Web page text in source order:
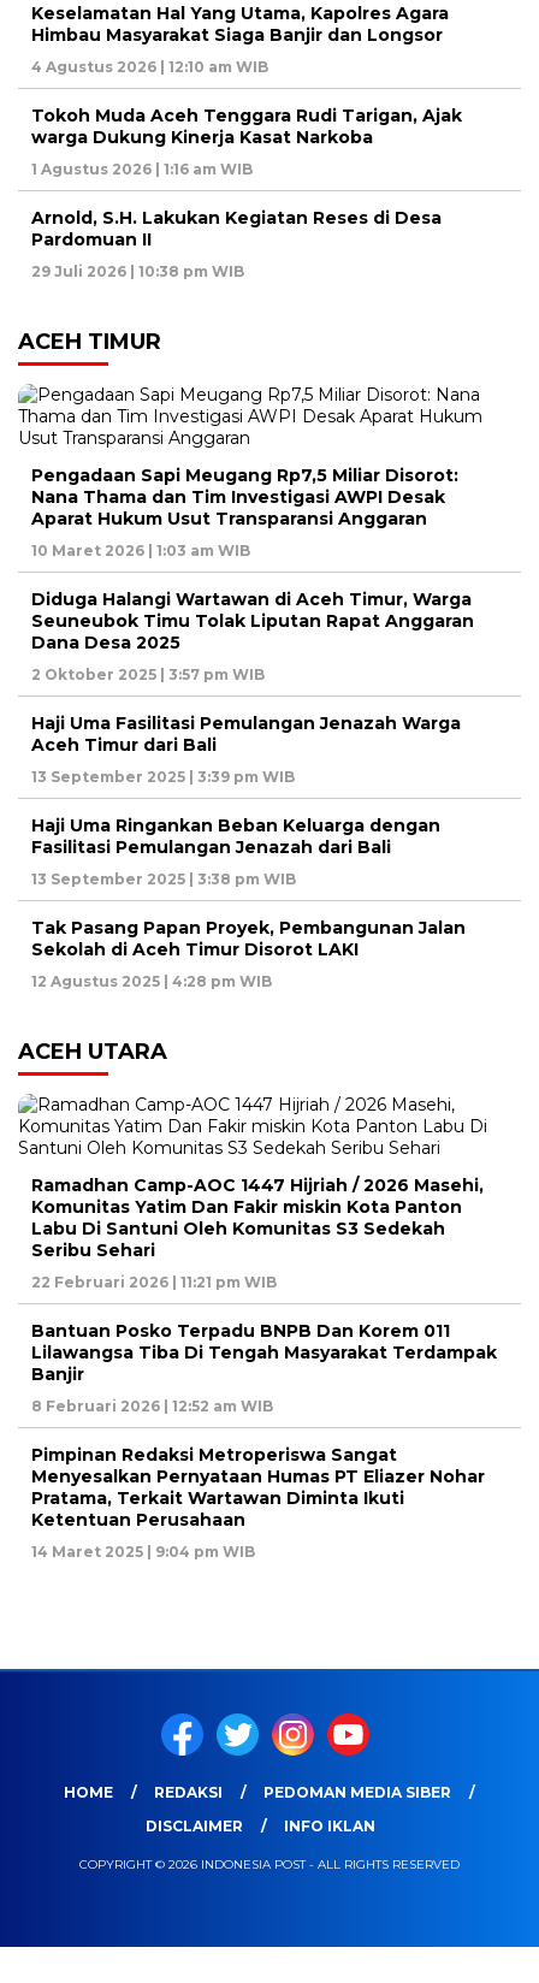
Keselamatan Hal Yang Utama, Kapolres Agara
Himbau Masyarakat Siaga Banjir dan Longsor
4 Agustus 2026 | 12:10 am WIB
Tokoh Muda Aceh Tenggara Rudi Tarigan, Ajak
warga Dukung Kinerja Kasat Narkoba
1 Agustus 2026 | 1:16 am WIB
Arnold, S.H. Lakukan Kegiatan Reses di Desa
Pardomuan II
29 Juli 2026 | 10:38 pm WIB
ACEH TIMUR
Pengadaan Sapi Meugang Rp7,5 Miliar Disorot:
Nana Thama dan Tim Investigasi AWPI Desak
Aparat Hukum Usut Transparansi Anggaran
10 Maret 2026 | 1:03 am WIB
Diduga Halangi Wartawan di Aceh Timur, Warga
Seuneubok Timu Tolak Liputan Rapat Anggaran
Dana Desa 2025
2 Oktober 2025 | 3:57 pm WIB
Haji Uma Fasilitasi Pemulangan Jenazah Warga
Aceh Timur dari Bali
13 September 2025 | 3:39 pm WIB
Haji Uma Ringankan Beban Keluarga dengan
Fasilitasi Pemulangan Jenazah dari Bali
13 September 2025 | 3:38 pm WIB
Tak Pasang Papan Proyek, Pembangunan Jalan
Sekolah di Aceh Timur Disorot LAKI
12 Agustus 2025 | 4:28 pm WIB
ACEH UTARA
Ramadhan Camp-AOC 1447 Hijriah / 2026 Masehi,
Komunitas Yatim Dan Fakir miskin Kota Panton
Labu Di Santuni Oleh Komunitas S3 Sedekah
Seribu Sehari
22 Februari 2026 | 11:21 pm WIB
Bantuan Posko Terpadu BNPB Dan Korem 011
Lilawangsa Tiba Di Tengah Masyarakat Terdampak
Banjir
8 Februari 2026 | 12:52 am WIB
Pimpinan Redaksi Metroperiswa Sangat
Menyesalkan Pernyataan Humas PT Eliazer Nohar
Pratama, Terkait Wartawan Diminta Ikuti
Ketentuan Perusahaan
14 Maret 2025 | 9:04 pm WIB
HOME REDAKSI
PEDOMAN MEDIA SIBER
DISCLAIMER
INFO IKLAN
COPYRIGHT © 2026 INDONESIA POST - ALL RIGHTS RESERVED